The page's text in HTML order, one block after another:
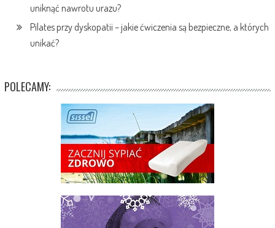
uniknąć nawrotu urazu?
Pilates przy dyskopatii – jakie ćwiczenia są bezpieczne, a których
unikać?
POLECAMY: